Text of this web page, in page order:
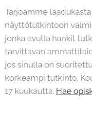
Tarjoamme
näyttötutkintoon
jonka avulla hankit
tarvittavan
jos sinulla on
korkeampi tutkinto.
17 kuukautta. Hae